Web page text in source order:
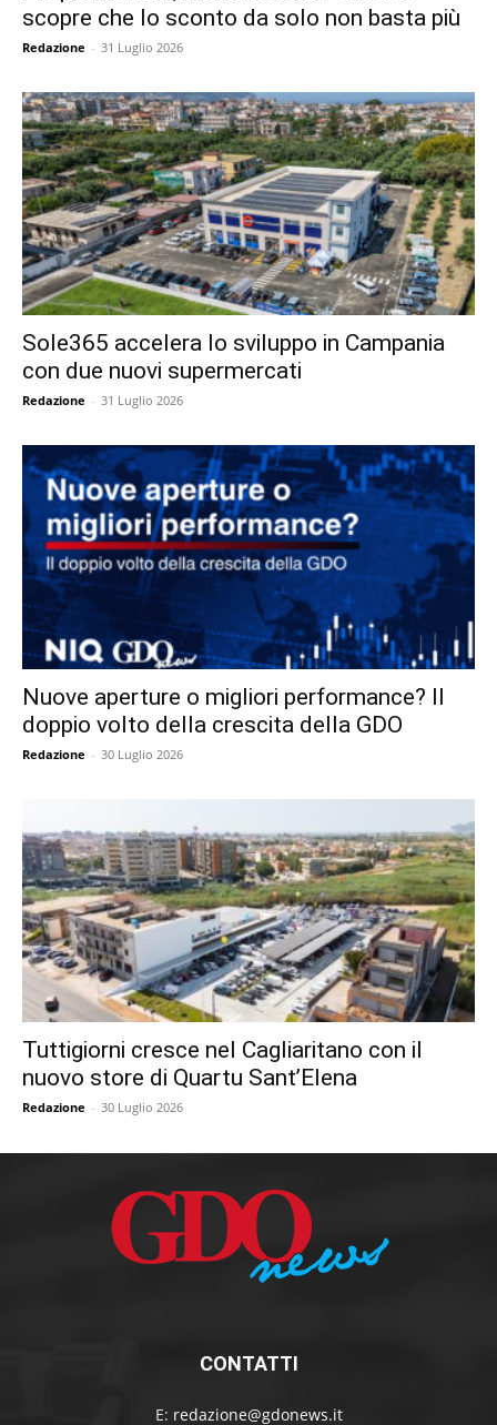
scopre che lo sconto da solo non basta più
Redazione - 31 Luglio 2026
Sole365 accelera lo sviluppo in Campania
con due nuovi supermercati
Redazione - 31 Luglio 2026
Nuove aperture o migliori performance? Il
doppio volto della crescita della GDO
Redazione - 30 Luglio 2026
Tuttigiorni cresce nel Cagliaritano con il
nuovo store di Quartu Sant’Elena
Redazione - 30 Luglio 2026
CONTATTI
E: redazione@gdonews.it